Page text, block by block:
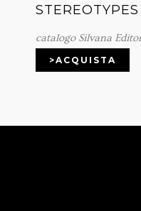
STEREOTYPES
catalogo Silvana
>ACQUISTA